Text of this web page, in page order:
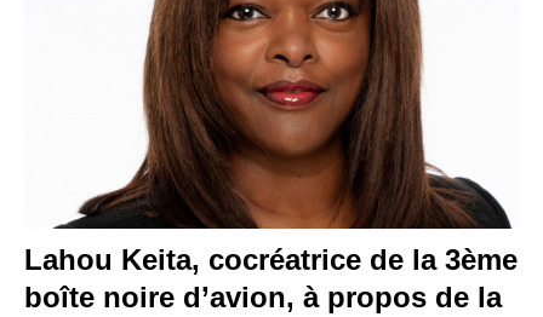
Lahou Keita, cocréatrice de la 3ème
boîte noire d’avion, à propos de la